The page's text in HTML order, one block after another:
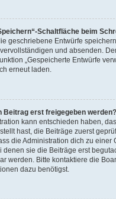
Schaltfläche beim
geschriebene Entwürfe
und absenden.
„Gespeicherte Entwürfe
erneut laden.
Beitrag erst freigegeben werden?
kann entschieden haben,
hast, die Beiträge zuerst
die Administration dich zu einer
denen sie die Beiträge erst
werden. Bitte kontaktiere die
dazu benötigst.